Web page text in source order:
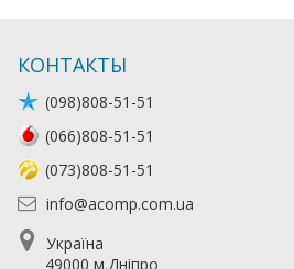
КОНТАКТЫ
(098)808-51-51
(066)808-51-51
(073)808-51-51
info@acomp.com.ua
Україна
49000 м.Дніпро